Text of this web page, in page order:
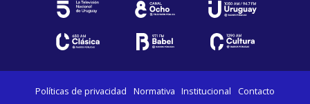
Políticas de privacidad Normativa Institucional Contacto